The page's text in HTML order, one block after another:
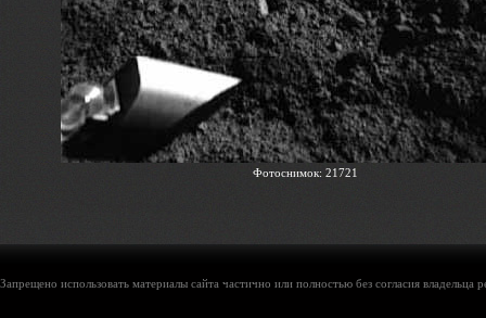
Фотоснимок: 21721
Запрещено использовать материалы сайта частично или полностью без согласия